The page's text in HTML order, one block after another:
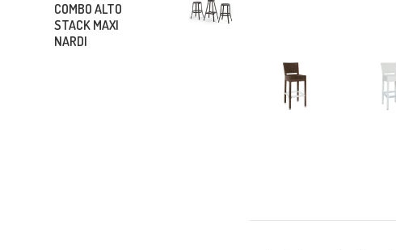
COMBO ALTO
STACK MAXI
NARDI